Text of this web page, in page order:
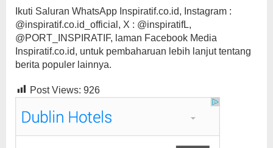
Ikuti Saluran WhatsApp Inspiratif.co.id, Instagram :
@inspiratif.co.id_official, X : @inspiratifL,
@PORT_INSPIRATIF, laman Facebook Media
Inspiratif.co.id, untuk pembaharuan lebih lanjut tentang
berita populer lainnya.
Post Views: 926